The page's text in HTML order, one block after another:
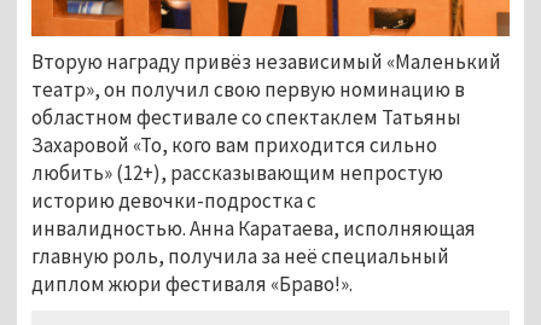
Вторую награду привёз независимый «Маленький
театр», он получил свою первую номинацию в
областном фестивале со спектаклем Татьяны
Захаровой «То, кого вам приходится сильно
любить» (12+), рассказывающим непростую
историю девочки-подростка с
инвалидностью. Анна Каратаева, исполняющая
главную роль, получила за неё специальный
диплом жюри фестиваля «Браво!».